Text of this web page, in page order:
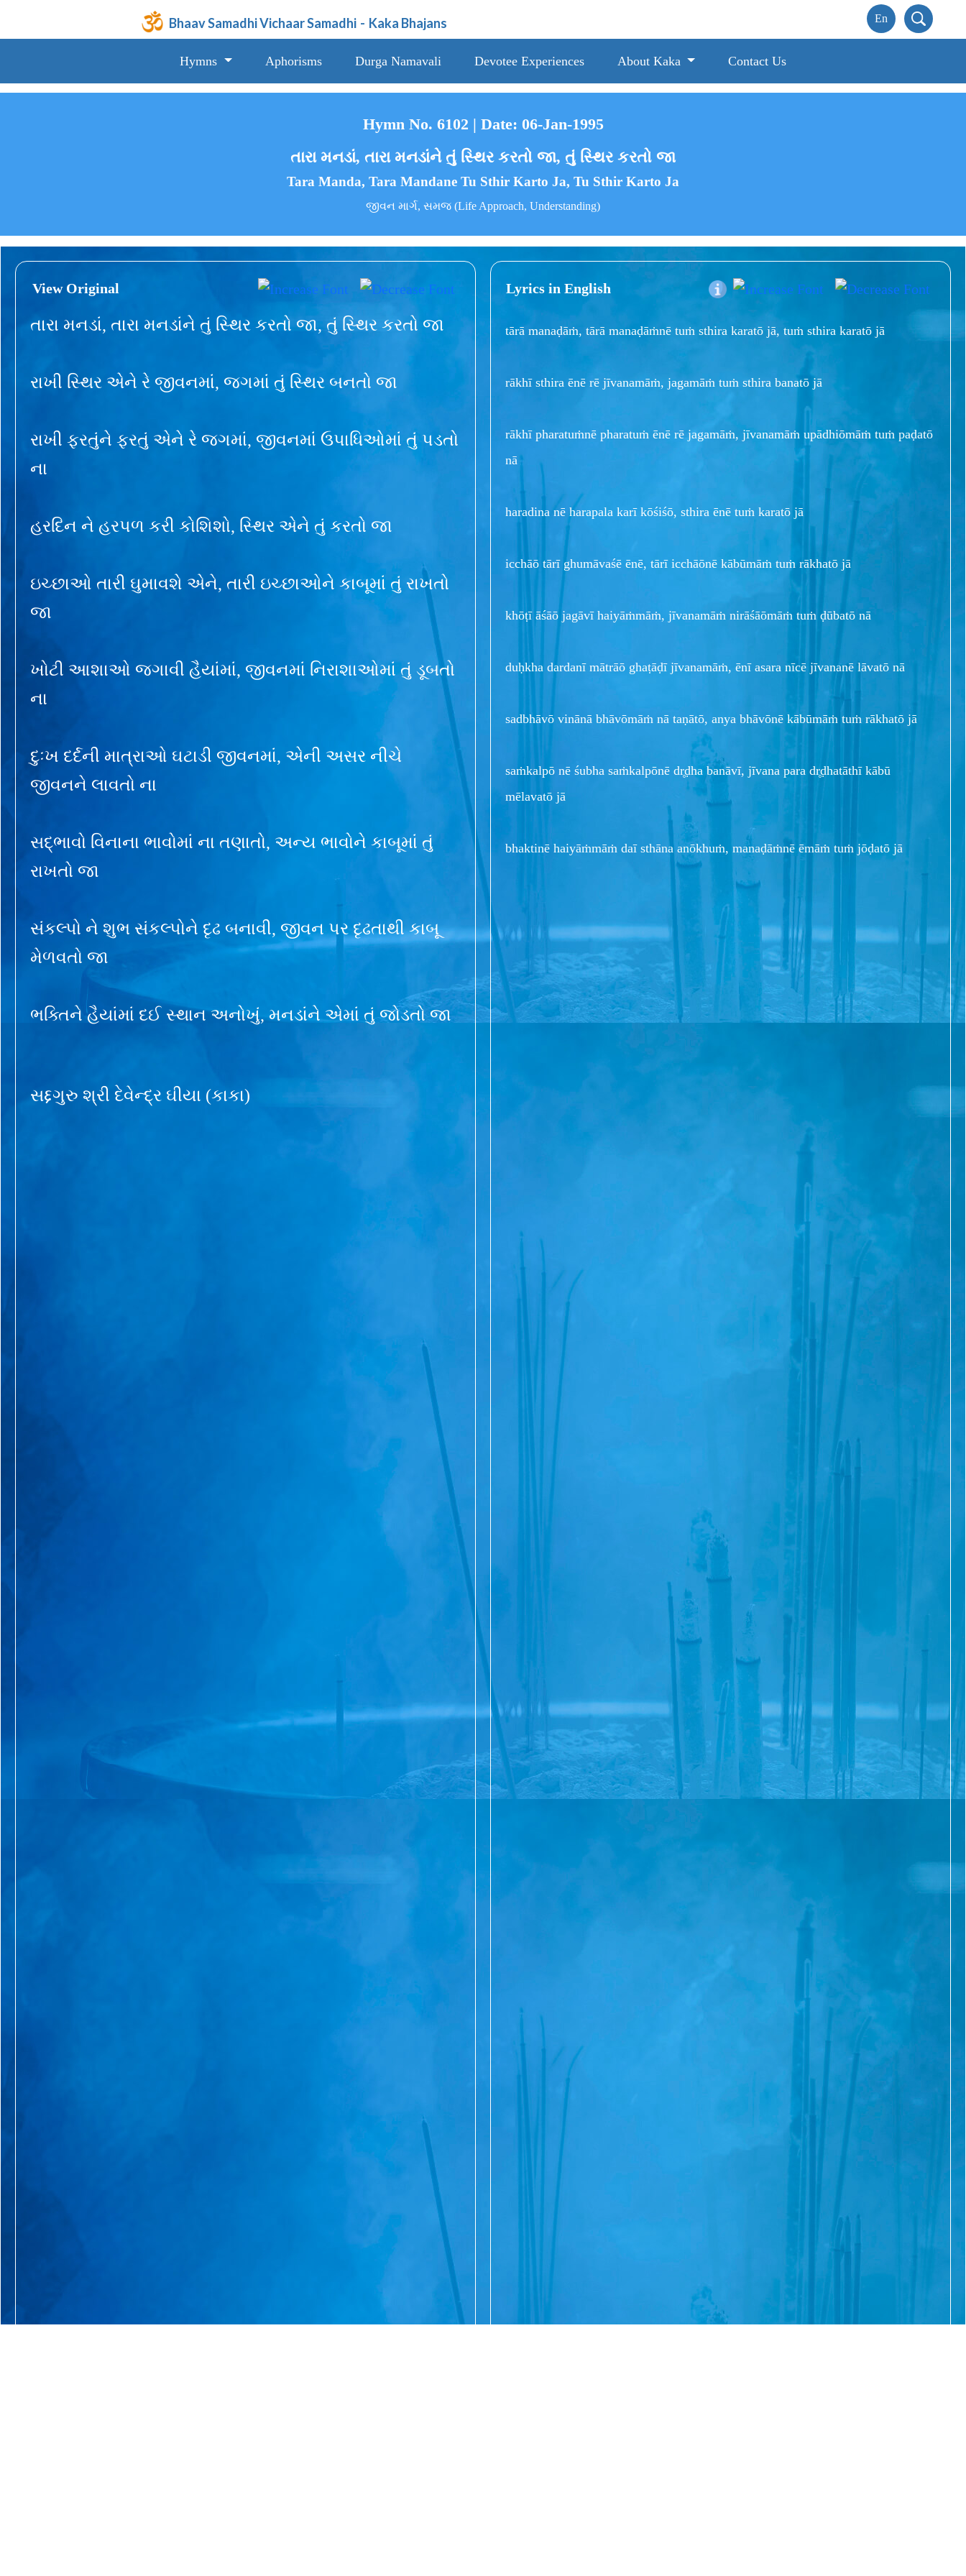
Bhaav Samadhi Vichaar Samadhi - Kaka Bhajans
Hymns Aphorisms Durga Namavali Devotee Experiences About Kaka Contact Us
Hymn No. 6102 | Date: 06-Jan-1995
તારા મનડાં, તારા મનડાંને તું સ્થિર કરતો જા, તું સ્થિર કરતો જા
Tara Manda, Tara Mandane Tu Sthir Karto Ja, Tu Sthir Karto Ja
જીવન માર્ગ, સમજ (Life Approach, Understanding)
View Original
તારા મનડાં, તારા મનડાંને તું સ્થિર કરતો જા, તું સ્થિર કરતો જા
રાખી સ્થિર એને રે જીવનમાં, જગમાં તું સ્થિર બનતો જા
રાખી ફરતુંને ફરતું એને રે જગમાં, જીવનમાં ઉપાધિઓમાં તું પડતો
ના
હરદિન ને હરપળ કરી કોશિશો, સ્થિર એને તું કરતો જા
ઇચ્છાઓ તારી ઘુમાવશે એને, તારી ઇચ્છાઓને કાબૂમાં તું રાખતો
જા
ખોટી આશાઓ જગાવી હૈયાંમાં, જીવનમાં નિરાશાઓમાં તું ડૂબતો
ના
દુઃખ દર્દની માત્રાઓ ઘટાડી જીવનમાં, એની અસર નીચે
જીવનને લાવતો ના
સદ્ભાવો વિનાના ભાવોમાં ના તણાતો, અન્ય ભાવોને કાબૂમાં તું
રાખતો જા
સંકલ્પો ને શુભ સંકલ્પોને દૃઢ બનાવી, જીવન પર દૃઢતાથી કાબૂ
મેળવતો જા
ભક્તિને હૈયાંમાં દઈ સ્થાન અનોખું, મનડાંને એમાં તું જોડતો જા
સદ્દગુરુ શ્રી દેવેન્દ્ર ઘીયા (કાકા)
Lyrics in English
tārā manaḍāṁ, tārā manaḍāṁnē tuṁ sthira karatō jā, tuṁ sthira karatō jā
rākhī sthira ēnē rē jīvanamāṁ, jagamāṁ tuṁ sthira banatō jā
rākhī pharatuṁnē pharatuṁ ēnē rē jagamāṁ, jīvanamāṁ upādhiōmāṁ tuṁ paḍatō
nā
haradina nē harapala karī kōśiśō, sthira ēnē tuṁ karatō jā
icchāō tārī ghumāvaśē ēnē, tārī icchāōnē kābūmāṁ tuṁ rākhatō jā
khōṭī āśāō jagāvī haiyāṁmāṁ, jīvanamāṁ nirāśāōmāṁ tuṁ ḍūbatō nā
duḥkha dardanī mātrāō ghaṭāḍī jīvanamāṁ, ēnī asara nīcē jīvananē lāvatō nā
sadbhāvō vinānā bhāvōmāṁ nā taṇātō, anya bhāvōnē kābūmāṁ tuṁ rākhatō jā
saṁkalpō nē śubha saṁkalpōnē dr̥ḍha banāvī, jīvana para dr̥ḍhatāthī kābū
mēlavatō jā
bhaktinē haiyāṁmāṁ daī sthāna anōkhuṁ, manaḍāṁnē ēmāṁ tuṁ jōḍatō jā